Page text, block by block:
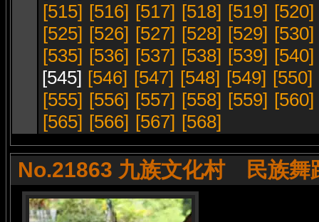
[515] [516] [517] [518] [519] [520]
[525] [526] [527] [528] [529] [530]
[535] [536] [537] [538] [539] [540]
[545] [546] [547] [548] [549] [550]
[555] [556] [557] [558] [559] [560]
[565] [566] [567] [568]
No.21863 九族文化村 民族舞